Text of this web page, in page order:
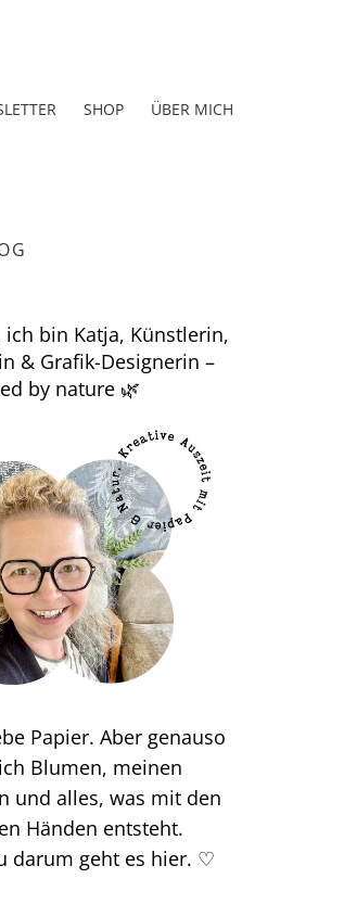
SHOP ÜBER MICH
ich bin Katja, Künstlerin,
& Grafik-Designerin –
by nature 🌿
Papier. Aber genauso
Blumen, meinen
und alles, was mit den
Händen entsteht.
darum geht es hier. ♡